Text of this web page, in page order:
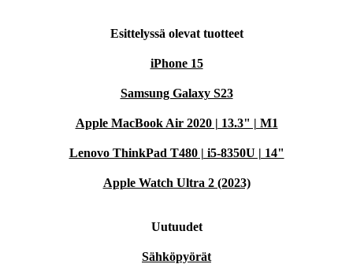
Esittelyssä olevat tuotteet
iPhone 15
Samsung Galaxy S23
Apple MacBook Air 2020 | 13.3" | M1
Lenovo ThinkPad T480 | i5-8350U | 14"
Apple Watch Ultra 2 (2023)
Uutuudet
Sähköpyörät